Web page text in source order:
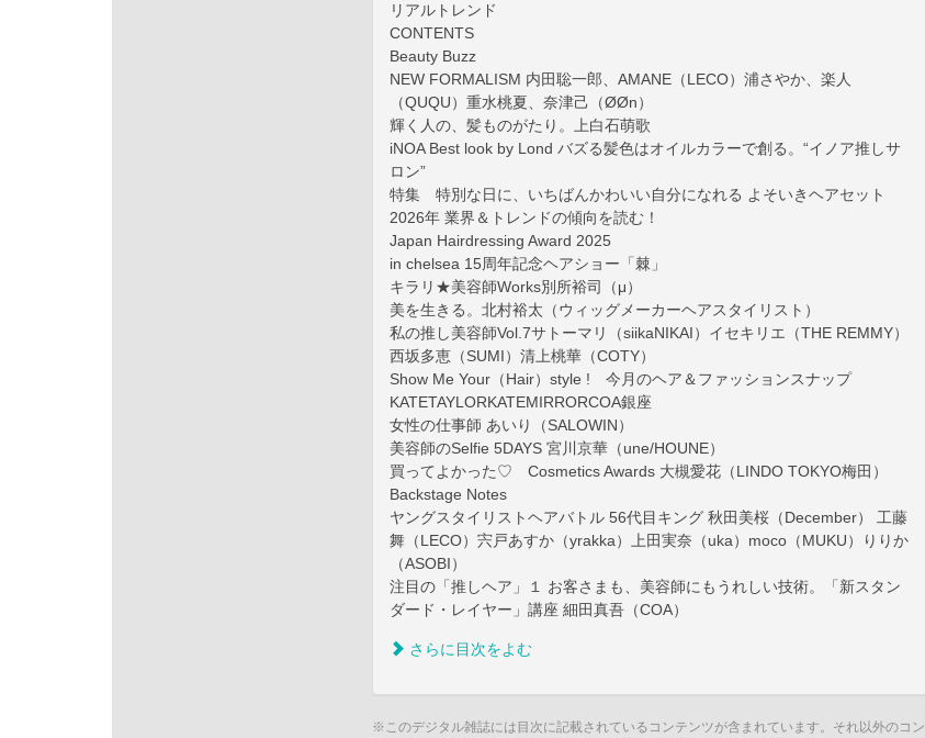
リアルトレンド
CONTENTS
Beauty Buzz
NEW FORMALISM 内田聡一郎、AMANE（LECO）浦さやか、楽人
（QUQU）重水桃夏、奈津己（ØØn）
輝く人の、髪ものがたり。上白石萌歌
iNOA Best look by Lond バズる髪色はオイルカラーで創る。“イノア推しサ
ロン”
特集 特別な日に、いちばんかわいい自分になれる よそいきヘアセット
2026年 業界＆トレンドの傾向を読む！
Japan Hairdressing Award 2025
in chelsea 15周年記念ヘアショー「棘」
キラリ★美容師Works別所裕司（μ）
美を生きる。北村裕太（ウィッグメーカーヘアスタイリスト）
私の推し美容師Vol.7サトーマリ（siikaNIKAI）イセキリエ（THE REMMY）
西坂多恵（SUMI）清上桃華（COTY）
Show Me Your（Hair）style ! 今月のヘア＆ファッションスナップ
KATETAYLORKATEMIRRORCOA銀座
女性の仕事師 あいり（SALOWIN）
美容師のSelfie 5DAYS 宮川京華（une/HOUNE）
買ってよかった♡ Cosmetics Awards 大槻愛花（LINDO TOKYO梅田）
Backstage Notes
ヤングスタイリストヘアバトル 56代目キング 秋田美桜（December） 工藤
舞（LECO）宍戸あすか（yrakka）上田実奈（uka）moco（MUKU）りりか
（ASOBI）
注目の「推しヘア」１ お客さまも、美容師にもうれしい技術。「新スタン
ダード・レイヤー」講座 細田真吾（COA）
さらに目次をよむ
※このデジタル雑誌には目次に記載されているコンテンツが含まれています。それ以外のコン